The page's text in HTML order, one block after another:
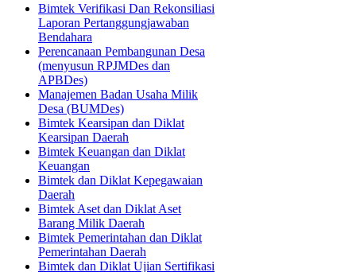
Bimtek Verifikasi Dan Rekonsiliasi
Laporan Pertanggungjawaban
Bendahara
Perencanaan Pembangunan Desa
(menyusun RPJMDes dan
APBDes)
Manajemen Badan Usaha Milik
Desa (BUMDes)
Bimtek Kearsipan dan Diklat
Kearsipan Daerah
Bimtek Keuangan dan Diklat
Keuangan
Bimtek dan Diklat Kepegawaian
Daerah
Bimtek Aset dan Diklat Aset
Barang Milik Daerah
Bimtek Pemerintahan dan Diklat
Pemerintahan Daerah
Bimtek dan Diklat Ujian Sertifikasi